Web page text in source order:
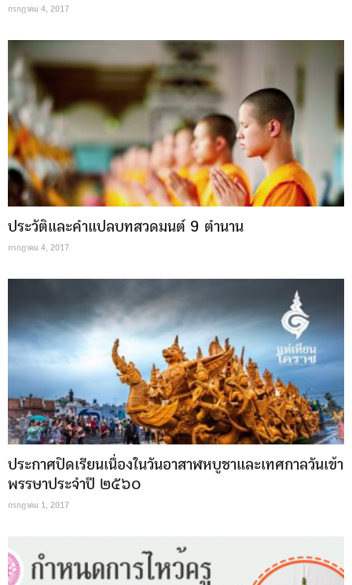
กรกฎาคม 4, 2017
ประวัติและคำแปลบทสวดมนต์ 9 ตำนาน
กรกฎาคม 4, 2017
ประกาศปิดเรียนเนื่องในวันอาสาฬหบูชาและเทศกาลวันเข้า
พรรษาประจำปี ๒๕๖๐
กรกฎาคม 1, 2017